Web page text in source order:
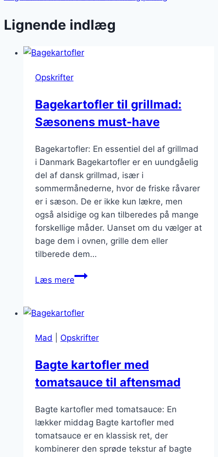
Lignende indlæg
Opskrifter
Bagekartofler til grillmad:
Sæsonens must-have
Bagekartofler: En essentiel del af grillmad
i Danmark Bagekartofler er en uundgåelig
del af dansk grillmad, især i
sommermånederne, hvor de friske råvarer
er i sæson. De er ikke kun lækre, men
også alsidige og kan tilberedes på mange
forskellige måder. Uanset om du vælger at
bage dem i ovnen, grille dem eller
tilberede dem…
Læs mereBagekartofler
Sæsonens
have
Mad Opskrifter
Bagte kartofler med
tomatsauce til aftensmad
Bagte kartofler med tomatsauce: En
lækker middag Bagte kartofler med
tomatsauce er en klassisk ret, der
kombinerer den sprøde tekstur af bagte